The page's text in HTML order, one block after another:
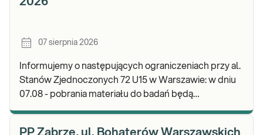
07 sierpnia 2026
Informujemy o następujących ograniczeniach przy al.
Stanów Zjednoczonych 72 U15 w Warszawie: w dniu
07.08 - pobrania materiału do badań będą
PP Zabrze, ul. Bohaterów Warszawskich